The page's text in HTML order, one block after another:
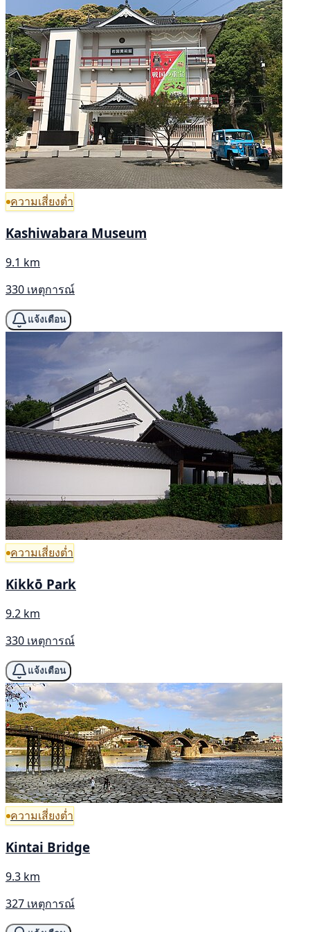
ความเสี่ยงต่ำ
Kashiwabara Museum
9.1 km
330 เหตุการณ์
แจ้งเตือน
ความเสี่ยงต่ำ
Kikkō Park
9.2 km
330 เหตุการณ์
แจ้งเตือน
ความเสี่ยงต่ำ
Kintai Bridge
9.3 km
327 เหตุการณ์